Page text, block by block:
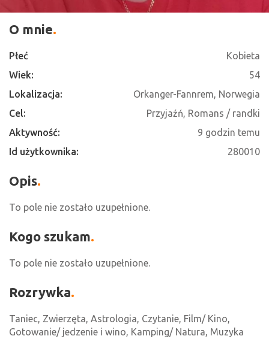
O mnie
Płeć
Kobieta
Wiek:
54
Lokalizacja:
Orkanger-Fannrem, Norwegia
Cel:
Przyjaźń, Romans / randki
Aktywność:
9 godzin temu
Id użytkownika:
280010
Opis
To pole nie zostało uzupełnione.
Kogo szukam
To pole nie zostało uzupełnione.
Rozrywka
Taniec, Zwierzęta, Astrologia, Czytanie, Film/ Kino,
Gotowanie/ jedzenie i wino, Kamping/ Natura, Muzyka